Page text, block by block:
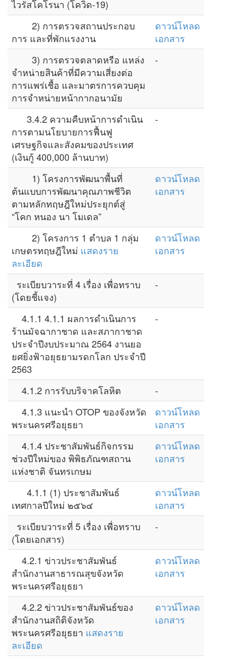
ไวรัสโคโรนา (โควิด-19)
2) การตรวจสถานประกอบ
การ และที่พักแรงงาน
ดาวน์โหลด
เอกสาร
3) การตรวจตลาดหรือ แหล่ง
จำหน่ายสินค้าที่มีความเสี่ยงต่อ
การแพร่เชื้อ และมาตรการควบคุม
การจำหน่ายหน้ากากอนามัย
-
3.4.2 ความคืบหน้าการดำเนิน
การตามนโยบายการฟื้นฟู
เศรษฐกิจและสังคมของประเทศ
(เงินกู้ 400,000 ล้านบาท)
-
1) โครงการพัฒนาพื้นที่
ต้นแบบการพัฒนาคุณภาพชีวิต
ตามหลักทฤษฎีใหม่ประยุกต์สู่
“โคก หนอง นา โมเดล”
ดาวน์โหลด
เอกสาร
2) โครงการ 1 ตำบล 1 กลุ่ม
เกษตรทฤษฎีใหม่ แสดงราย
ละเอียด
ดาวน์โหลด
เอกสาร
ระเบียบวาระที่ 4 เรื่อง เพื่อทราบ
(โดยชี้แจง)
-
4.1.1 4.1.1 ผลการดำเนินการ
ร้านมัจฉากาชาด และสภากาชาด
ประจำปีงบประมาณ 2564 งานยอ
ยศยิ่งฟ้าอยุธยามรดกโลก ประจำปี
2563
-
4.1.2 การรับบริจาคโลหิต
-
4.1.3 แนะนำ OTOP ของจังหวัด
พระนครศรีอยุธยา
ดาวน์โหลด
เอกสาร
4.1.4 ประชาสัมพันธ์กิจกรรม
ช่วงปีใหม่ของ พิพิธภัณฑสถาน
แห่งชาติ จันทรเกษม
ดาวน์โหลด
เอกสาร
4.1.1 (1) ประชาสัมพันธ์
เทศกาลปีใหม่ ๒๕๖๔
ดาวน์โหลด
เอกสาร
ระเบียบวาระที่ 5 เรื่อง เพื่อทราบ
(โดยเอกสาร)
-
4.2.1 ข่าวประชาสัมพันธ์
สำนักงานสาธารณสุขจังหวัด
พระนครศรีอยุธยา
ดาวน์โหลด
เอกสาร
4.2.2 ข่าวประชาสัมพันธ์ของ
สำนักงานสถิติจังหวัด
พระนครศรีอยุธยา แสดงราย
ละเอียด
ดาวน์โหลด
เอกสาร